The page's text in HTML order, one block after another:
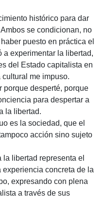
histórico para dar
se condicionan, no
puesto en práctica el
experimentar la libertad,
del Estado capitalista en
cultural me impuso.
porque desperté, porque
para despertar a
la libertad.
es la sociedad, que el
acción sino sujeto
libertad representa el
experiencia concreta de la
expresando con plena
a través de sus